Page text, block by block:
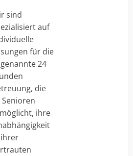
sind
auf
für die
24
die
Senioren
ihre